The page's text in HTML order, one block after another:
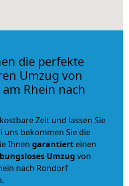
die perfekte
Umzug von
Rhein nach
Zeit und lassen Sie
uns bekommen Sie die
Ihnen garantiert einen
Umzug von
nach Rondorf